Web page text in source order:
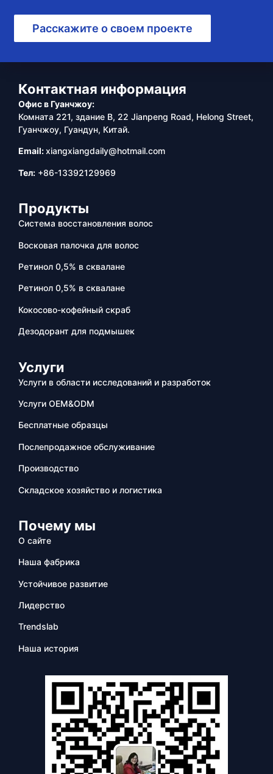
Расскажите о своем проекте
Контактная информация
Офис в Гуанчжоу:
Комната 221, здание B, 22 Jianpeng Road, Helong Street,
Гуанчжоу, Гуандун, Китай.
Email:xiangxiangdaily@hotmail.com
Тел: +86-13392129969
Продукты
Система восстановления волос
Восковая палочка для волос
Ретинол 0,5% в сквалане
Ретинол 0,5% в сквалане
Кокосово-кофейный скраб
Дезодорант для подмышек
Услуги
Услуги в области исследований и разработок
Услуги OEM&ODM
Бесплатные образцы
Послепродажное обслуживание
Производство
Складское хозяйство и логистика
Почему мы
О сайте
Наша фабрика
Устойчивое развитие
Лидерство
Trendslab
Наша история